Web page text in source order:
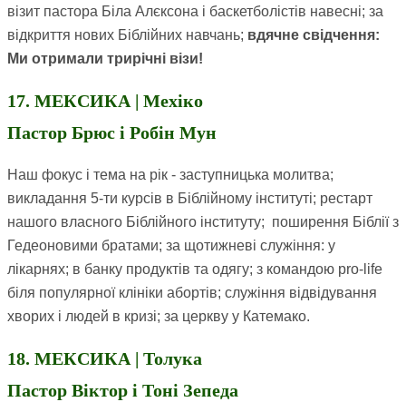
візит пастора Біла Алєксона і баскетболістів навесні; за
відкриття нових Біблійних навчань; вдячне свідчення:
Ми отримали трирічні візи!
17. МЕКСИКА | Мехіко
Пастор Брюс і Робін Мун
Наш фокус і тема на рік - заступницька молитва;
викладання 5-ти курсів в Біблійному інституті; рестарт
нашого власного Біблійного інституту; поширення Біблії з
Гедеоновими братами; за щотижневі служіння: у
лікарнях; в банку продуктів та одягу; з командою pro-life
біля популярної клініки абортів; служіння відвідування
хворих і людей в кризі; за церкву у Катемако.
18. МЕКСИКА | Толука
Пастор Віктор і Тоні Зепеда